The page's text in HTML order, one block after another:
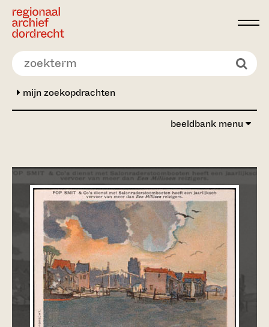
Ga direct naar de inhoud
mijn zoekopdrachten
beeldbank menu